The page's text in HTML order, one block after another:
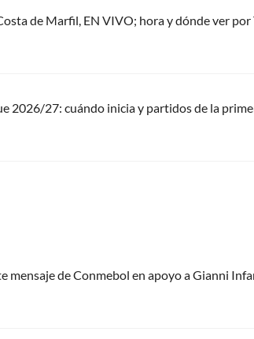
de Marfil, EN VIVO; hora y dónde ver
2026/27: cuándo inicia y partidos de la
mensaje de Conmebol en apoyo a Gianni